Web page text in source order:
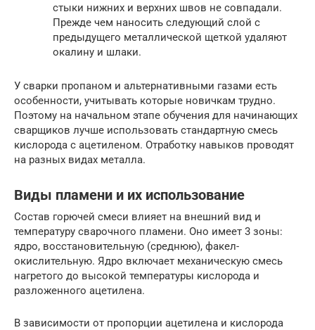
стыки нижних и верхних швов не совпадали.
Прежде чем наносить следующий слой с
предыдущего металлической щеткой удаляют
окалину и шлаки.
У сварки пропаном и альтернативными газами есть
особенности, учитывать которые новичкам трудно.
Поэтому на начальном этапе обучения для начинающих
сварщиков лучше использовать стандартную смесь
кислорода с ацетиленом. Отработку навыков проводят
на разных видах металла.
Виды пламени и их использование
Состав горючей смеси влияет на внешний вид и
температуру сварочного пламени. Оно имеет 3 зоны:
ядро, восстановительную (среднюю), факел-
окислительную. Ядро включает механическую смесь
нагретого до высокой температуры кислорода и
разложенного ацетилена.
В зависимости от пропорции ацетилена и кислорода